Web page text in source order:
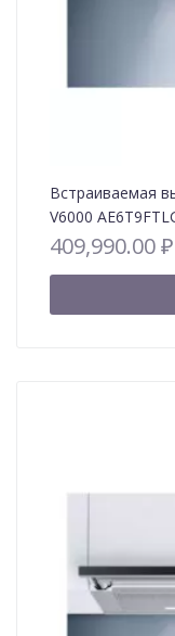
Встраиваемая
V6000
409,990.00₽